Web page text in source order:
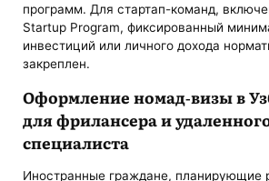
программ. Для стартап-команд,
Startup Program, фиксированный
инвестиций или личного дохода
закреплен.
Оформление номад-визы в
для фрилансера и
специалиста
Иностранные граждане, планирующие